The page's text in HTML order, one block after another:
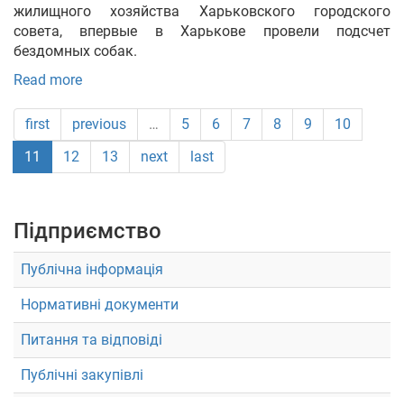
жилищного хозяйства Харьковского городского
совета, впервые в Харькове провели подсчет
бездомных собак.
Read more
first previous … 5 6 7 8 9
10
11
12 13 next last
Підприємство
Публічна інформація
Нормативні документи
Питання та відповіді
Публічні закупівлі